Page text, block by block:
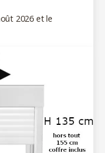
2026 et le